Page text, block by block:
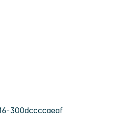
300dccccaeaf